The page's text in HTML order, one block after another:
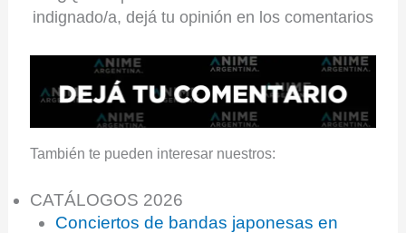
indignado/a, dejá tu opinión en los comentarios
También te pueden interesar nuestros:
CATÁLOGOS 2026
Conciertos de bandas japonesas en